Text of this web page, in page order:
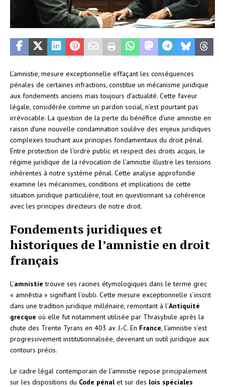
L’amnistie, mesure exceptionnelle effaçant les conséquences
pénales de certaines infractions, constitue un mécanisme juridique
aux fondements anciens mais toujours d’actualité. Cette faveur
légale, considérée comme un pardon social, n’est pourtant pas
irrévocable. La question de la perte du bénéfice d’une amnistie en
raison d’une nouvelle condamnation soulève des enjeux juridiques
complexes touchant aux principes fondamentaux du droit pénal.
Entre protection de l’ordre public et respect des droits acquis, le
régime juridique de la révocation de l’amnistie illustre les tensions
inhérentes à notre système pénal. Cette analyse approfondie
examine les mécanismes, conditions et implications de cette
situation juridique particulière, tout en questionnant sa cohérence
avec les principes directeurs de notre droit.
Fondements juridiques et
historiques de l’amnistie en droit
français
L’amnistie trouve ses racines étymologiques dans le terme grec
« amnêstia » signifiant l’oubli. Cette mesure exceptionnelle s’inscrit
dans une tradition juridique millénaire, remontant à l’Antiquité
grecque où elle fut notamment utilisée par Thrasybule après la
chute des Trente Tyrans en 403 av. J.-C. En France, l’amnistie s’est
progressivement institutionnalisée, devenant un outil juridique aux
contours précis.
Le cadre légal contemporain de l’amnistie repose principalement
sur les dispositions du Code pénalet sur des lois spéciales